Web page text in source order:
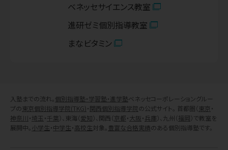
ベネッセサイエンス教室
進研ゼミ個別指導教室
まなビタミン
入塾までの流れ。 個別指導塾・学習塾・進学塾ベネッセコーポレーショングルー
プの東京個別指導学院(TKG)・関西個別指導学院の公式サイト。 首都圏（東京 ・
神奈川・埼玉 ・千葉）、東海（愛知）、関西（京都・大阪・兵庫）、九州（福岡）で教室を
展開中。小学生・中学生・高校生対象。 豊富な合格実績のある個別指導塾です。